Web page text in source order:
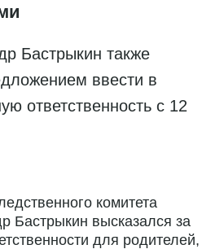
Бастрыкин также
ввести в
ответственность с 12
комитета
Бастрыкин высказался за
для родителей,